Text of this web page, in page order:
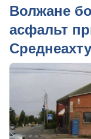
Волжане
асфальт